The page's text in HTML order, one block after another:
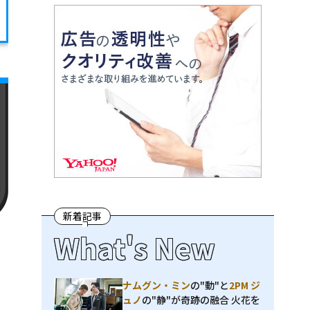
新着記事
What's New
ナムグン・ミンの"動"と2PM ジ
ュノの"静"が奇跡の融合 火花を